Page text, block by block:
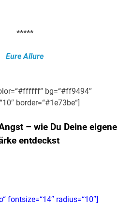
*****
Eure Allure
bg=“#ff9494″
border=“#1e73be“]
– wie Du Deine eigene
entdeckst
fontsize=“14″ radius=“10″]